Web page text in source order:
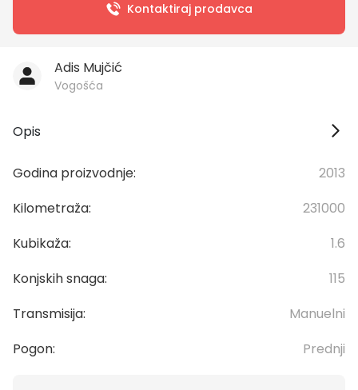
Kontaktiraj prodavca
Adis Mujčić
Vogošća
Opis
Godina proizvodnje:
2013
Kilometraža:
231000
Kubikaža:
1.6
Konjskih snaga:
115
Transmisija:
Manuelni
Pogon:
Prednji